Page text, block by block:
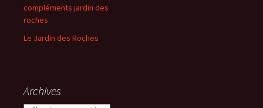
compléments jardin des
roches
Le Jardin des Roches
Archives